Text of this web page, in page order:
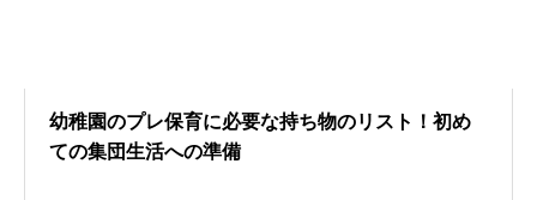
幼稚園のプレ保育に必要な持ち物のリスト！初め
ての集団生活への準備